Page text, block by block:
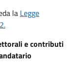
la Legge
e contributi